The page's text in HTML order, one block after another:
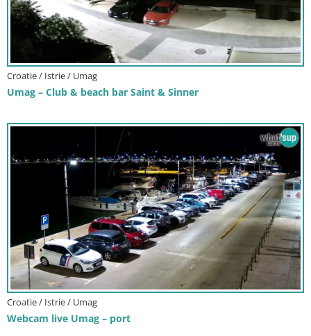
Croatie / Istrie / Umag
Umag – Club & beach bar Saint & Sinner
Croatie / Istrie / Umag
Webcam live Umag – port